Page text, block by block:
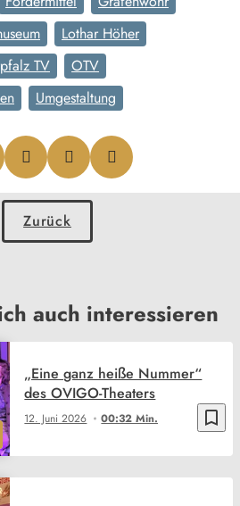
Lothar Höher
TV
OTV
Umgestaltung
Zurück
auch interessieren
bookmark_border
12. Juni 2026 00:32 Min.
„Eine ganz heiße Nummer“
des OVIGO-Theaters